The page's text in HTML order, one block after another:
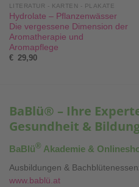
LITERATUR - KARTEN - PLAKATE
Hydrolate – Pflanzenwässer
Die vergessene Dimension der
Aromatherapie und
Aromapflege
€ 29,90
BaBlü® – Ihre
Gesundheit &
BaBlü® Akademie &
Ausbildungen &
www.bablü.at